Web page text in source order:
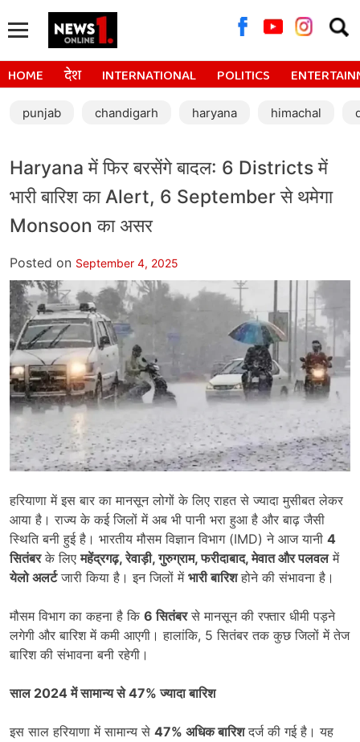
for:
HOME देश INTERNATIONAL POLITICS
punjab chandigarh haryana himachal
Haryana में फिर बरसेंगे बादल: 6 Districts में
भारी बारिश का Alert, 6 September से थमेगा
Monsoon का असर
Posted on September 4, 2025
हरियाणा में इस बार का मानसून लोगों के लिए राहत से ज्यादा मुसीबत लेकर
आया है। राज्य के कई जिलों में अब भी पानी भरा हुआ है और बाढ़ जैसी
स्थिति बनी हुई है। भारतीय मौसम विज्ञान विभाग (IMD) ने आज यानी 4
सितंबरके लिएमहेंद्रगढ़,रेवाड़ी,गुरुग्राम,फरीदाबाद,मेवात और पलवलमें
येलो अलर्टजारी किया है। इन जिलों में भारी बारिशहोने की संभावना है।
मौसम विभाग का कहना है कि 6सितंबरसे मानसून की रफ्तार धीमी पड़ने
लगेगी और बारिश में कमी आएगी। हालांकि, 5 सितंबर तक कुछ जिलों में तेज
बारिश की संभावना बनी रहेगी।
साल 2024में सामान्य से47%ज्यादा बारिश
इस साल हरियाणा में सामान्य से 47% अधिक बारिशदर्ज की गई है। यह